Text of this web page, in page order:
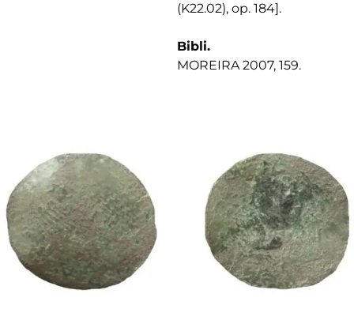
(K22.02), op. 184].
Bibli.
MOREIRA 2007, 159.